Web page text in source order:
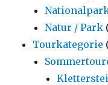
Natur / Park
Tourkategorie